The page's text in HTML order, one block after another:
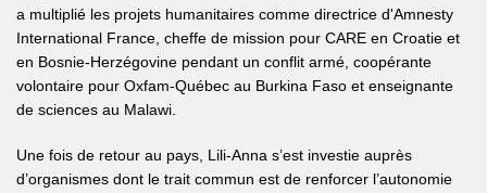
a multiplié les projets humanitaires comme directrice d'Amnesty
International France, cheffe de mission pour CARE en Croatie et
en Bosnie-Herzégovine pendant un conflit armé, coopérante
volontaire pour Oxfam-Québec au Burkina Faso et enseignante
de sciences au Malawi.
Une fois de retour au pays, Lili-Anna s’est investie auprès
d’organismes dont le trait commun est de renforcer l’autonomie